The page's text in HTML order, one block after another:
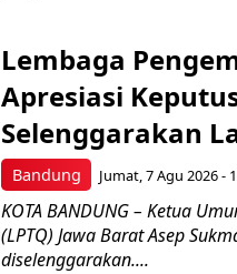
Bandung
Lembaga
Apresiasi
Selenggarakan
Jumat, 7 Agu 2026 -
KOTA BANDUNG – Ketua
(LPTQ) Jawa Barat Asep
diselenggarakan....